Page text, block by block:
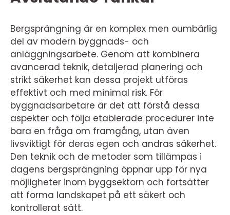
Bergsprängning är en komplex men oumbärlig
del av modern byggnads- och
anläggningsarbete. Genom att kombinera
avancerad teknik, detaljerad planering och
strikt säkerhet kan dessa projekt utföras
effektivt och med minimal risk. För
byggnadsarbetare är det att förstå dessa
aspekter och följa etablerade procedurer inte
bara en fråga om framgång, utan även
livsviktigt för deras egen och andras säkerhet.
Den teknik och de metoder som tillämpas i
dagens bergsprängning öppnar upp för nya
möjligheter inom byggsektorn och fortsätter
att forma landskapet på ett säkert och
kontrollerat sätt.